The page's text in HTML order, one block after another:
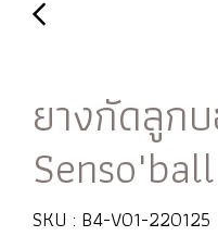
ยางกัดลูก
SKU : B4-V01-220125